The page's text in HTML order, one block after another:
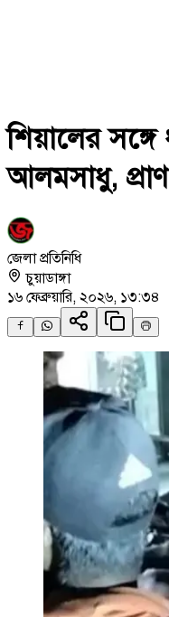
শিয়ালের সঙ্গে
আলমসাধু,
জেলা প্রতিনিধি
চুয়াডাঙ্গা
১৬ ফেব্রুয়ারি, ২০২৬, ১৩:৩৪